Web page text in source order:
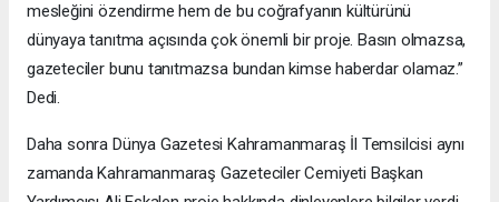
mesleğini özendirme hem de bu coğrafyanın kültürünü
dünyaya tanıtma açısında çok önemli bir proje. Basın olmazsa,
gazeteciler bunu tanıtmazsa bundan kimse haberdar olamaz.”
Dedi.
Daha sonra Dünya Gazetesi Kahramanmaraş İl Temsilcisi aynı
zamanda Kahramanmaraş Gazeteciler Cemiyeti Başkan